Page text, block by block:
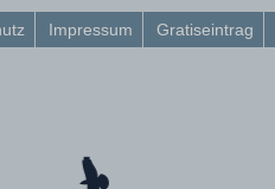
Impressum Gratiseintrag